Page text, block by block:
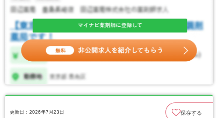
更新日：2026年7月23日 保存する